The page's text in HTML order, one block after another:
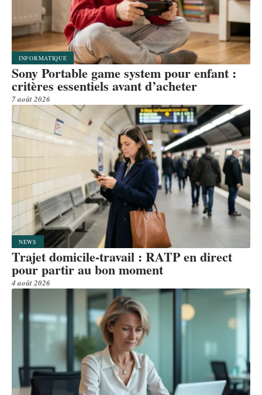
INFORMATIQUE
Sony Portable game system pour enfant :
critères essentiels avant d’acheter
7 août 2026
NEWS
Trajet domicile-travail : RATP en direct
pour partir au bon moment
4 août 2026